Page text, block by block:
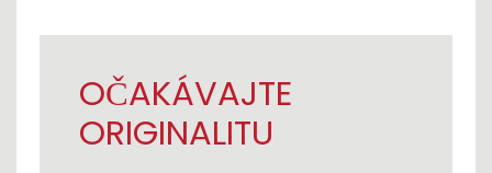
OČAKÁVAJTE
ORIGINALITU